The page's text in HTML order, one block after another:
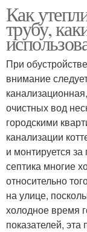
Трубы в
Как
трубу,
При
внимание
очистных вод
городскими
канализации
и монтируется
септика многие
относительно
на улице,
холодное время
показателей,